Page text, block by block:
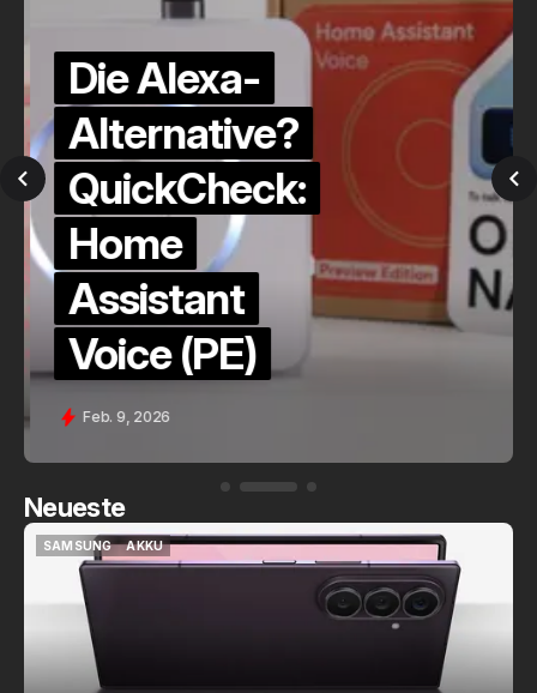
Die Alexa-
Alternative?
QuickCheck:
Home
Assistant
Voice (PE)
Feb. 9, 2026
Neueste
SAMSUNG
SAMSUNG
AKKU
AKKU